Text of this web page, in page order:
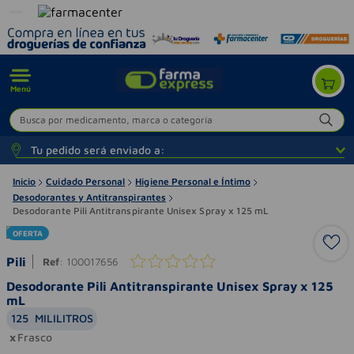
Menú
Busca por medicamento, marca o categoría
Tu pedido será enviado a:
Inicio Cuidado Personal
Higiene Personal e Íntimo
Desodorantes y Antitranspirantes
Desodorante Pili Antitranspirante Unisex Spray x 125 mL
OFERTA
Pili Ref: 100017656
Desodorante Pili Antitranspirante Unisex Spray x 125
mL
125 MILILITROS
Frasco